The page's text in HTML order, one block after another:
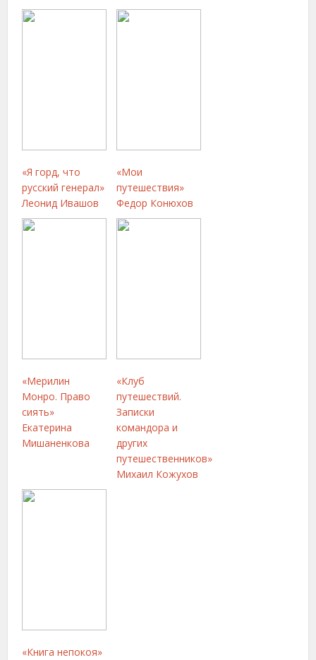
«Я горд, что
русский генерал»
Леонид Ивашов
«Мои
путешествия»
Федор Конюхов
«Мерилин
Монро. Право
сиять»
Екатерина
Мишаненкова
«Клуб
путешествий.
Записки
командора и
других
путешественников»
Михаил Кожухов
«Книга непокоя»